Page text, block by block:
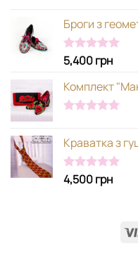
Броги з
Оцінено в
з 5
5,400грн
Комплект
Краватка з
Оцінено в
з 5
4,500грн